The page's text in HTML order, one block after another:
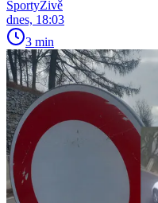
SportyŽivě
dnes, 18:03
3 min